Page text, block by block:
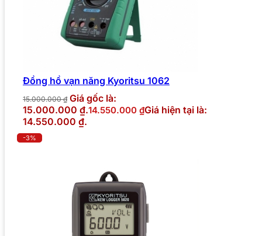
Đồng hồ vạn năng Kyoritsu 1062
15.000.000₫ Giá gốc là:
15.000.000 ₫.14.550.000 ₫Giá hiện tại là:
14.550.000 ₫.
-3%